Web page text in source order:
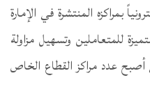
بمراكزه المنتشرة في الإمارة
للمتعاملين وتسهيل مزاولة
أصبح عدد مراكز القطاع الخاص